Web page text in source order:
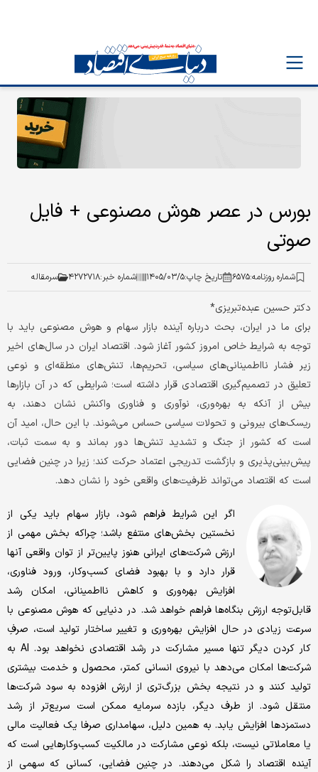
بورس در عصر هوش مصنوعی + فایل
صوتی
شماره روزنامه:۶۵۷۵ تاریخ چاپ:۱۴۰۵/۰۳/۵ شماره خبر:۴۲۷۲۷۱۸ سرمقاله
دکتر حسین عبده‌تبریزی*
برای ما در ایران، بحث درباره‌ آینده‌ بازار سهام و هوش مصنوعی باید با
توجه به شرایط خاص امروز کشور آغاز شود. اقتصاد ایران در سال‌های اخیر
زیر فشار نااطمینانی‌های سیاسی، تحریم‌ها، تنش‌های منطقه‌ای و نوعی
تعلیق در تصمیم‌گیری اقتصادی قرار داشته است؛ شرایطی که در آن بازارها
بیش از آنکه به بهره‌وری، نوآوری و فناوری واکنش نشان دهند، به
ریسک‌های بیرونی و تحولات سیاسی حساس می‌شوند. با این حال، امید آن
است که کشور از جنگ و تشدید تنش‌ها دور بماند و به سمت ثبات،
پیش‌بینی‌پذیری و بازگشت تدریجی اعتماد حرکت کند؛ زیرا در چنین فضایی
است که اقتصاد می‌تواند ظرفیت‌های واقعی خود را نشان دهد.
اگر این شرایط فراهم شود، بازار سهام باید یکی از
نخستین بخش‌های منتفع باشد؛ چراکه بخش مهمی از
ارزش شرکت‌های ایرانی هنوز پایین‌تر از توان واقعی آنها
قرار دارد و با بهبود فضای کسب‌وکار، ورود فناوری،
افزایش بهره‌وری و کاهش نااطمینانی، امکان رشد
قابل‌توجه ارزش بنگاه‌ها فراهم خواهد شد. در دنیایی که هوش مصنوعی با
سرعت زیادی در حال افزایش بهره‌وری و تغییر ساختار تولید است، صرفِ
کار کردن دیگر تنها مسیر مشارکت در رشد اقتصادی نخواهد بود. AI به
شرکت‌ها امکان می‌دهد با نیروی انسانی کمتر، محصول و خدمت بیشتری
تولید کنند و در نتیجه بخش بزرگ‌تری از ارزش افزوده به سود شرکت‌ها
منتقل شود. از طرف دیگر، بازده سرمایه ممکن است سریع‌تر از رشد
دستمزدها افزایش یابد. به همین دلیل، سهامداری صرفا یک فعالیت مالی
یا معاملاتی نیست، بلکه نوعی مشارکت در مالکیت کسب‌وکارهایی است که
آینده اقتصاد را شکل می‌دهند. در چنین فضایی، کسانی که سهمی از